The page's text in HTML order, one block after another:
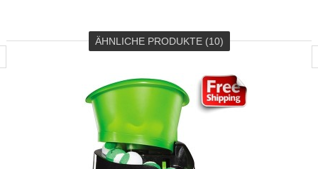
ÄHNLICHE PRODUKTE (10)